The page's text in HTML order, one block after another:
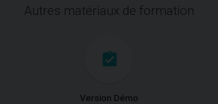
Autres matériaux de formation
Version Démo